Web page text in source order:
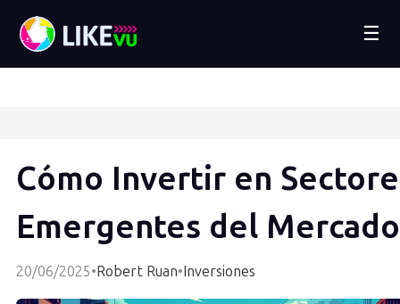
☰
Cómo Invertir en
Emergentes del Mercado
20/06/2025•Robert Ruan•Inversiones